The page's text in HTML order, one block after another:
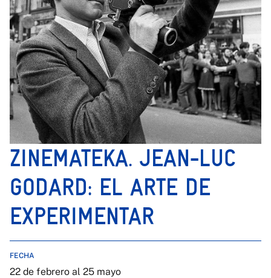
ZINEMATEKA. JEAN-LUC
GODARD: EL ARTE DE
EXPERIMENTAR
FECHA
22 de febrero al 25 mayo